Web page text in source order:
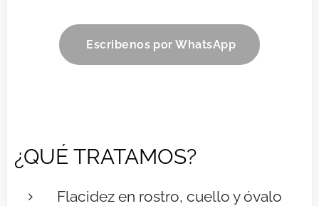
Escribenos por WhatsApp
¿QUÉ TRATAMOS?
Flacidez en rostro, cuello y óvalo